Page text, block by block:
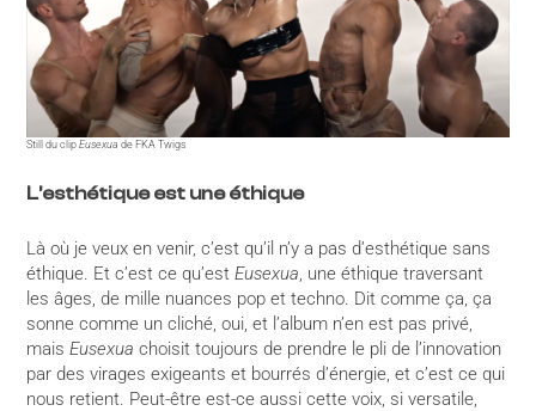
Still du clipEusexua de FKA Twigs
L’esthétique est une éthique
Là où je veux en venir, c’est qu’il n’y a pas d’esthétique sans
éthique. Et c’est ce qu’estEusexua , une éthique traversant
les âges, de mille nuances pop et techno. Dit comme ça, ça
sonne comme un cliché, oui, et l’album n’en est pas privé,
maisEusexuachoisit toujours de prendre le pli de l’innovation
par des virages exigeants et bourrés d’énergie, et c’est ce qui
nous retient. Peut-être est-ce aussi cette voix, si versatile,